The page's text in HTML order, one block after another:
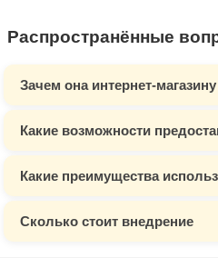
Распространённые
Зачем она интернет-магазину
Какие возможности
Какие преимущества
Сколько стоит внедрение